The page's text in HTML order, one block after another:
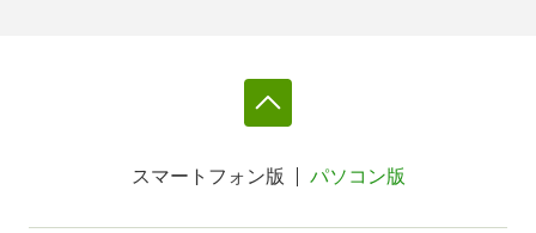
スマートフォン版 パソコン版